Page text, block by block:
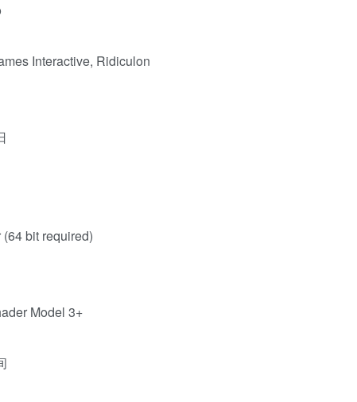
Interactive, Ridiculon
bit required)
Model 3+